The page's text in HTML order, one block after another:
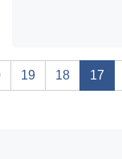
17
18
19